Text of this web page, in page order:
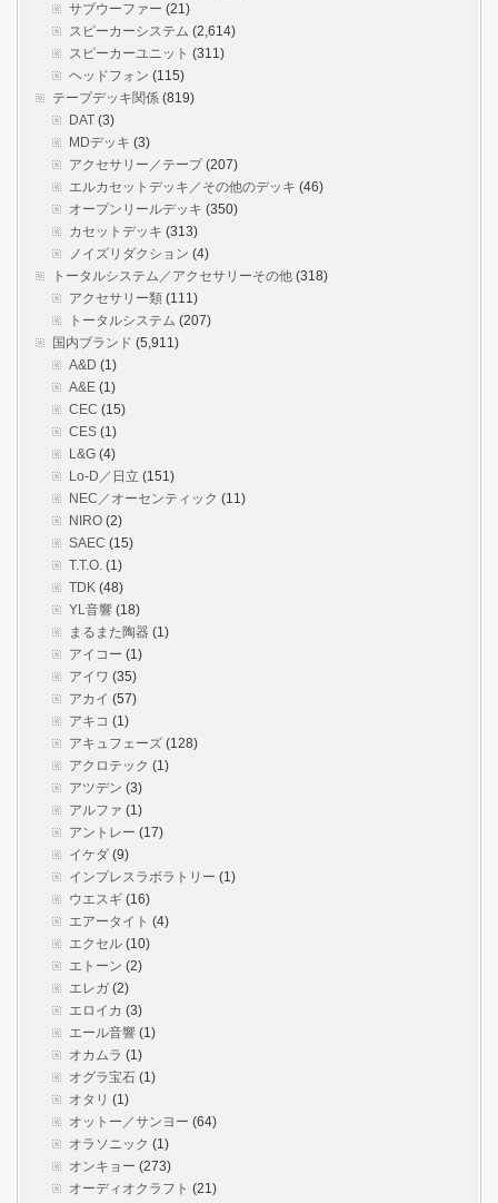
サブウーファー (21)
スピーカーシステム (2,614)
スピーカーユニット (311)
ヘッドフォン (115)
テープデッキ関係 (819)
DAT (3)
MDデッキ (3)
アクセサリー／テープ(207)
エルカセットデッキ／その他のデッキ (46)
オープンリールデッキ (350)
カセットデッキ (313)
ノイズリダクション (4)
トータルシステム／アクセサリーその他 (318)
アクセサリー類 (111)
トータルシステム (207)
国内ブランド (5,911)
A&D (1)
A&E (1)
CEC (15)
CES (1)
L&G (4)
Lo-D／日立 (151)
NEC／オーセンティック (11)
NIRO (2)
SAEC (15)
T.T.O. (1)
TDK (48)
YL音響 (18)
まるまた陶器 (1)
アイコー (1)
アイワ (35)
アカイ (57)
アキコ (1)
アキュフェーズ (128)
アクロテック (1)
アツデン (3)
アルファ (1)
アントレー (17)
イケダ (9)
インプレスラボラトリー (1)
ウエスギ (16)
エアータイト (4)
エクセル (10)
エトーン (2)
エレガ (2)
エロイカ (3)
エール音響 (1)
オカムラ (1)
オグラ宝石 (1)
オタリ (1)
オットー／サンヨー (64)
オラソニック (1)
オンキョー (273)
オーディオクラフト (21)